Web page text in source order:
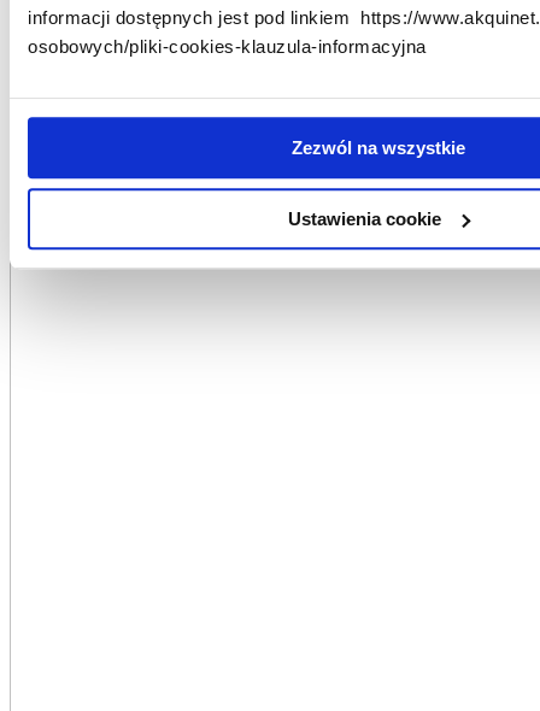
informacji dostępnych jest pod linkiem https://
osobowych/pliki-cookies-klauzula-informacyjna
Zezwól na wszystkie
Ustawienia cookie
Wdrożenie SI-FLOW w Exalo dobiegło końca!